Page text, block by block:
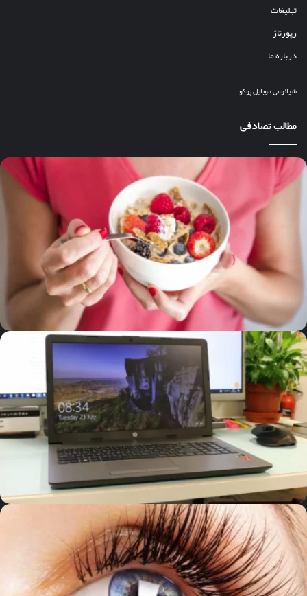
تبلیغات
رپورتاژ
درباره ما
شیائومیموبایلپوکو
مطالب تصادفی